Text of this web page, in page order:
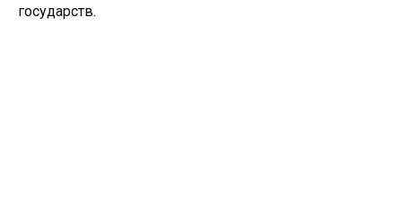
государств.